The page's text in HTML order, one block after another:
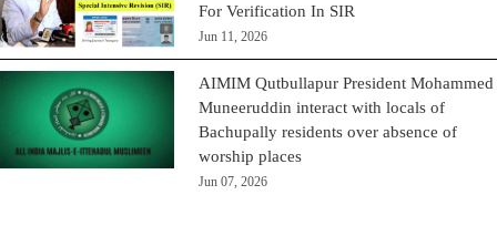
For Verification In SIR
Jun 11, 2026
AIMIM Qutbullapur President Mohammed
Muneeruddin interact with locals of
Bachupally residents over absence of
worship places
Jun 07, 2026